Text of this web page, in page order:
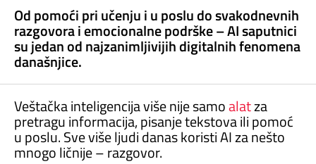
Od pomoći pri učenju i u poslu do svakodnevnih
razgovora i emocionalne podrške – AI saputnici
su jedan od najzanimljivijih digitalnih fenomena
današnjice.
Veštačka inteligencija više nije samoalatza
pretragu informacija, pisanje tekstova ili pomoć
u poslu. Sve više ljudi danas koristi AI za nešto
mnogo ličnije – razgovor.